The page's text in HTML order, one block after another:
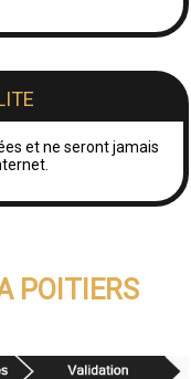
et ne seront jamais
POITIERS